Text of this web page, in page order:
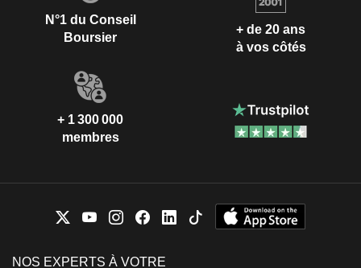
N°1 du Conseil
Boursier
+ de 20 ans
à vos côtés
+ 1 300 000
membres
NOS EXPERTS À VOTRE